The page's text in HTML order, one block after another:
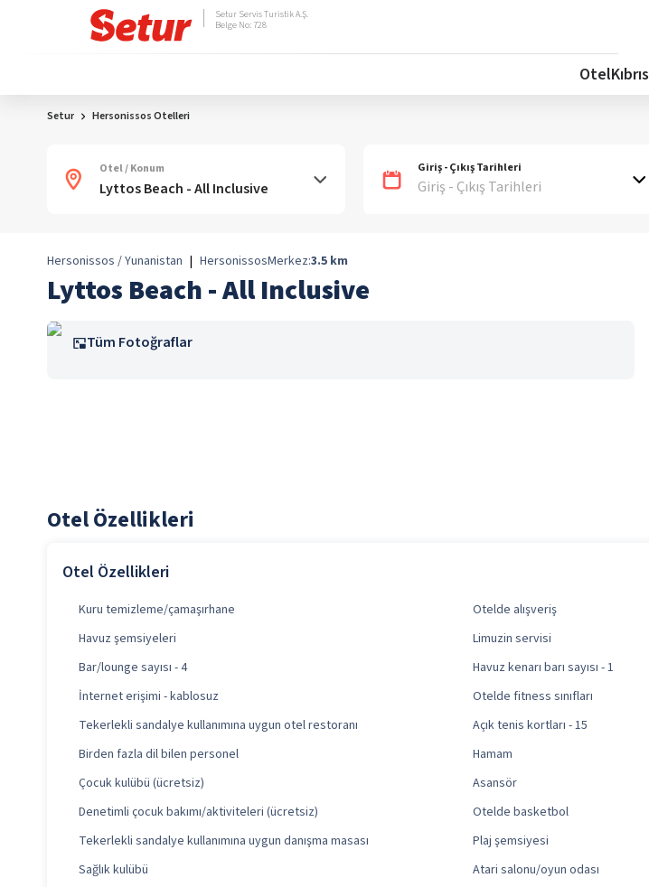
Setur Servis Turistik A.Ş.
Belge No: 728
OtelKıbrıs
Setur Hersonissos Otelleri
Otel / Konum Giriş - Çıkış Tarihleri
Giriş - Çıkış Tarihleri
Hersonissos / Yunanistan | HersonissosMerkez:3.5 km
Lyttos Beach - All Inclusive
Tüm Fotoğraflar
Otel Özellikleri
Otel Özellikleri
Kuru temizleme/çamaşırhane Otelde alışveriş
Havuz şemsiyeleri
Limuzin servisi
Bar/lounge sayısı - 4
Havuz kenarı barı sayısı - 1
İnternet erişimi - kablosuz
Otelde fitness sınıfları
Tekerlekli sandalye kullanımına uygun otel restoranı
Açık tenis kortları - 15
Birden fazla dil bilen personel
Hamam
Çocuk kulübü (ücretsiz)
Asansör
Denetimli çocuk bakımı/aktiviteleri (ücretsiz)
Otelde basketbol
Tekerlekli sandalye kullanımına uygun danışma masası
Plaj şemsiyesi
Sağlık kulübü
Atari salonu/oyun odası